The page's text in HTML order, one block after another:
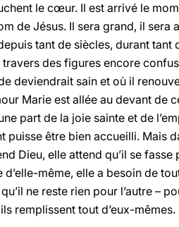
le cœur. Il est arrivé le
de Jésus. Il sera grand, il sera
tant de siècles, durant tant
des figures encore
deviendrait sain et où il
Marie est allée au devant de
part de la joie sainte et de
puisse être bien accueilli. Mais
Dieu, elle attend qu’il se
même, elle a besoin de
ne reste rien pour l’autre –
remplissent tout d’eux-mêmes.